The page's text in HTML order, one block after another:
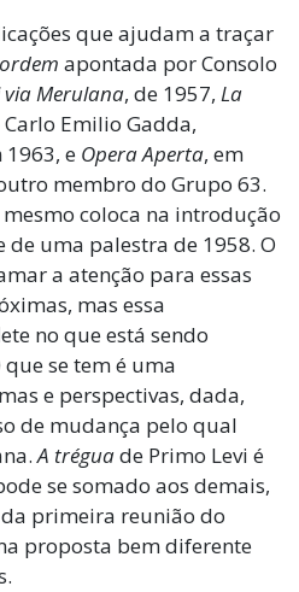
que ajudam a traçar
apontada por Consolo
Merulana, de 1957, La
Carlo Emilio Gadda,
e Opera Aperta, em
membro do Grupo 63.
coloca na introdução
de uma palestra de 1958. O
a atenção para essas
mas essa
no que está sendo
se tem é uma
e perspectivas, dada,
de mudança pelo qual
A tréguade Primo Levi é
se somado aos demais,
primeira reunião do
proposta bem diferente